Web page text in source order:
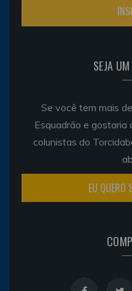
SEJA
Se você tem mais
Esquadrão e
colunistas do
EU QUERO